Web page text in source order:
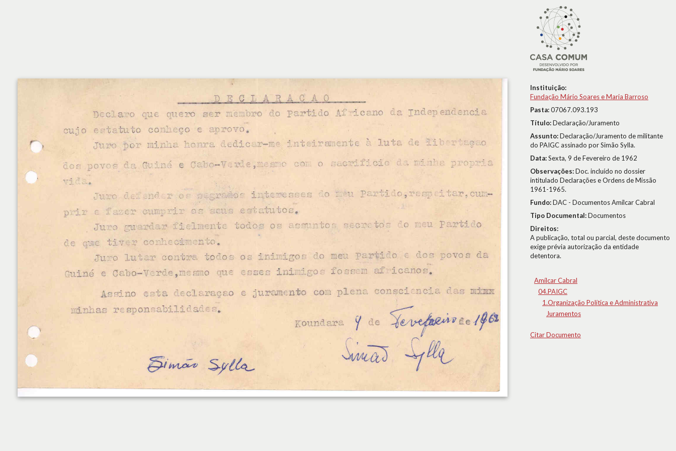
Instituição:
Fundação Mário Soares e Maria Barroso
Pasta:07067.093.193
Título:Declaração/Juramento
Assunto:Declaração/Juramento de militante
do PAIGC assinado por Simão Sylla.
Data:Sexta, 9 de Fevereiro de 1962
Observações:Doc. incluído no dossier
intitulado Declarações e Ordens de Missão
1961-1965.
Fundo:DAC - Documentos Amílcar Cabral
Tipo Documental:Documentos
Direitos:
A publicação, total ou parcial, deste documento
exige prévia autorização da entidade
detentora.
Amílcar Cabral
04.PAIGC
1.Organização Política e Administrativa
Juramentos
Citar Documento